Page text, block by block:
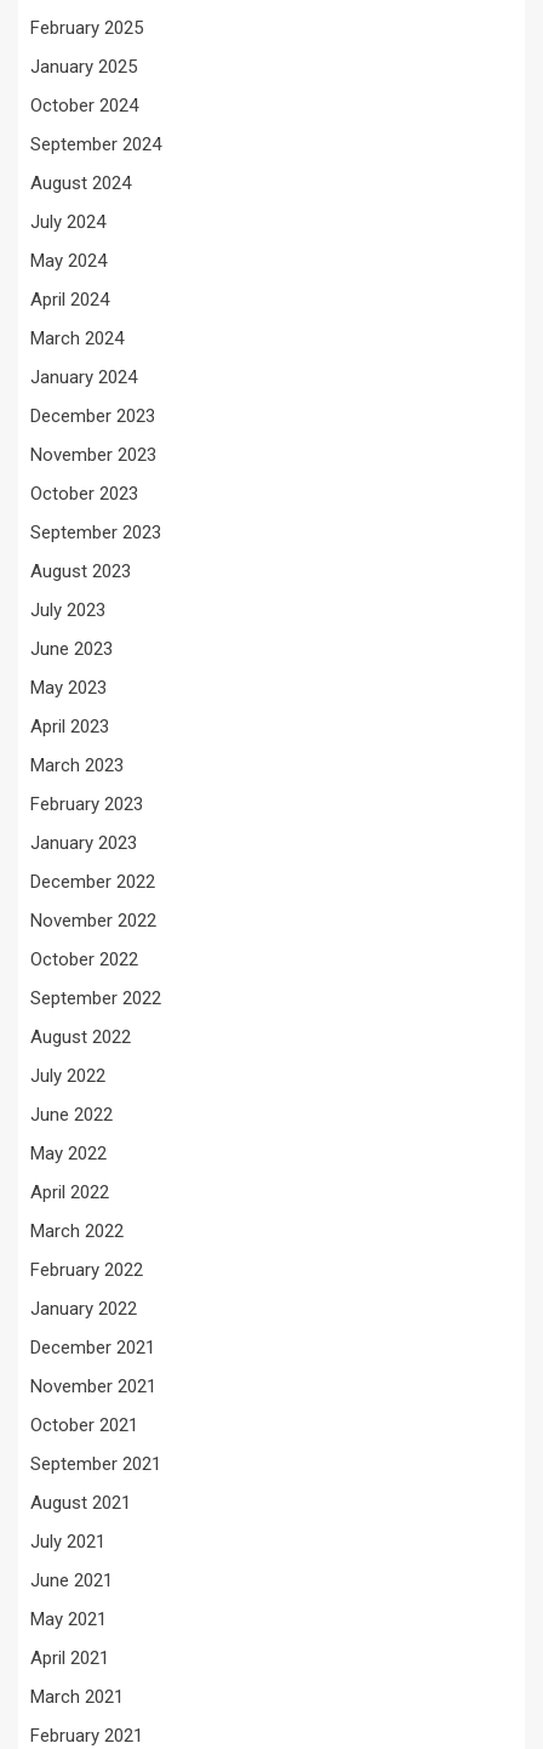
February 2025
January 2025
October 2024
September 2024
August 2024
July 2024
May 2024
April 2024
March 2024
January 2024
December 2023
November 2023
October 2023
September 2023
August 2023
July 2023
June 2023
May 2023
April 2023
March 2023
February 2023
January 2023
December 2022
November 2022
October 2022
September 2022
August 2022
July 2022
June 2022
May 2022
April 2022
March 2022
February 2022
January 2022
December 2021
November 2021
October 2021
September 2021
August 2021
July 2021
June 2021
May 2021
April 2021
March 2021
February 2021